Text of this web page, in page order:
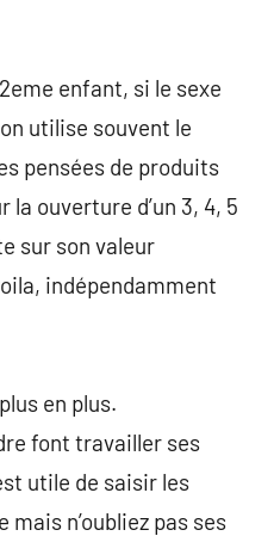
enfant, si le sexe
utilise souvent le
pensées de produits
ouverture d’un 3, 4, 5
sur son valeur
indépendamment
en plus.
font travailler ses
utile de saisir les
n’oubliez pas ses